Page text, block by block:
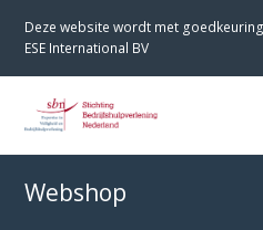
Deze website wordt met
ESE International BV
Webshop